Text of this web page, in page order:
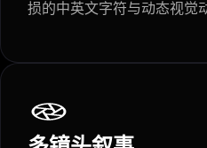
损的中英文字符与动态视觉